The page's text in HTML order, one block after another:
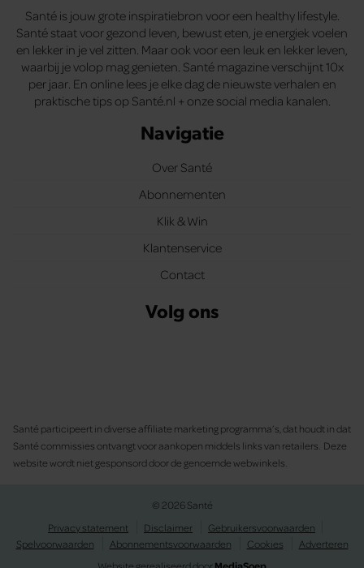
Santé is jouw grote inspiratiebron voor een healthy lifestyle.
Santé staat voor gezond leven, bewust eten, je energiek voelen
en lekker in je vel zitten. Maar ook voor een leuk en lekker leven,
waarbij je volop mag genieten. Santé magazine verschijnt 10x
per jaar. En online lees je elke dag de nieuwste verhalen en
praktische tips op Santé.nl + onze social media kanalen.
Navigatie
Over Santé
Abonnementen
Klik & Win
Klantenservice
Contact
Volg ons
Santé participeert in diverse affiliate marketing programma’s, dat houdt in dat
Santé commissies ontvangt voor aankopen middels links van retailers. Deze
website wordt niet gesponsord door de genoemde webwinkels.
© 2026 Santé
Privacy statement
Disclaimer
Gebruikersvoorwaarden
Spelvoorwaarden
Abonnementsvoorwaarden Cookies
Adverteren